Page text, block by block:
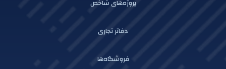
پروژه‌های شاخص
دفاتر تجاری
فروشگاه‌ها